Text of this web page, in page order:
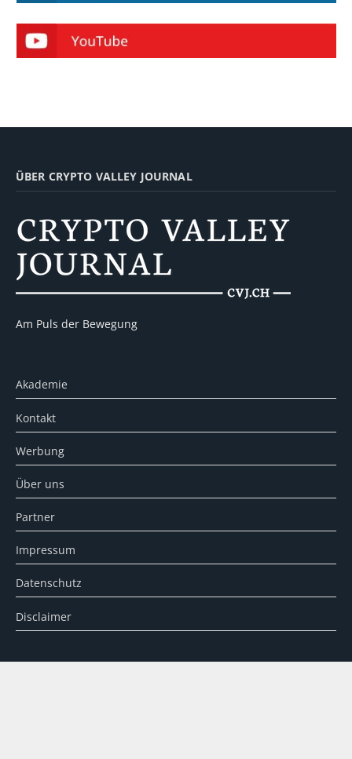
ÜBER CRYPTO VALLEY JOURNAL
Am Puls der Bewegung
Akademie
Kontakt
Werbung
Über uns
Partner
Impressum
Datenschutz
Disclaimer